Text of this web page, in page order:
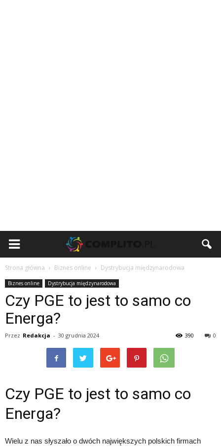
Strona główna Biznes online Dystrybucja międzynarodowa
Biznes online Dystrybucja międzynarodowa
Czy PGE to jest to samo co
Energa?
Przez Redakcja - 30 grudnia 2024 0
390
Czy PGE to jest to samo co
Energa?
Wielu z nas słyszało o dwóch największych polskich firmach